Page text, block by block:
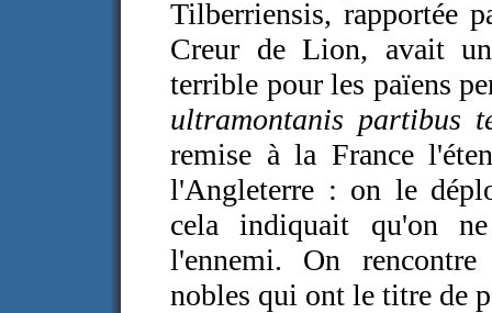
Tilberriensis, rapportée
Creur de Lion, avait
terrible pour les païens
ultramontanis partibus
remise à la France
l'Angleterre : on le
cela indiquait qu'on
l'ennemi. On
nobles qui ont le titre de